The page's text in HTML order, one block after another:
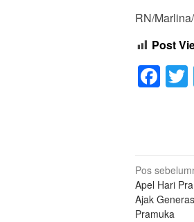
RN/
Post
pos
Pos
Apel Hari
Ajak
Pramuka